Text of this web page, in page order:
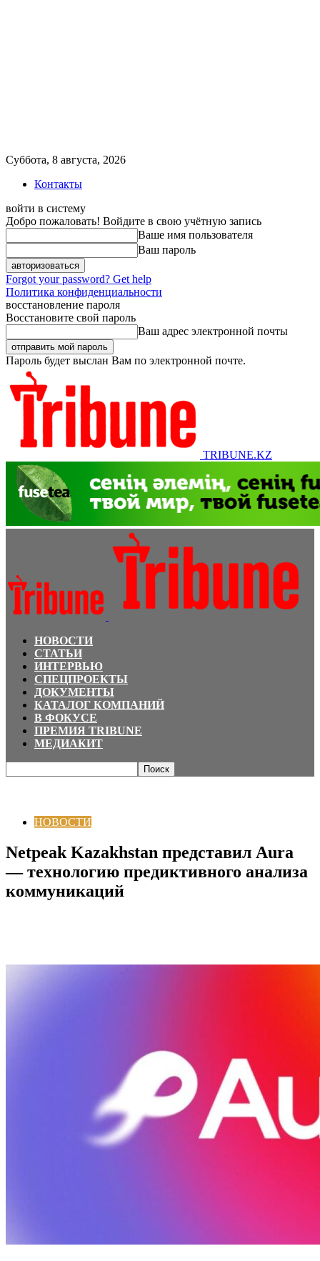
Суббота, 8 августа, 2026
Контакты
войти в систему
Добро пожаловать! Войдите в свою учётную запись
Ваше имя пользователя
Ваш пароль
Forgot your password? Get help
Политика конфиденциальности
восстановление пароля
Восстановите свой пароль
Ваш адрес электронной почты
Пароль будет выслан Вам по электронной почте.
TRIBUNE.KZ
НОВОСТИ
СТАТЬИ
ИНТЕРВЬЮ
СПЕЦПРОЕКТЫ
ДОКУМЕНТЫ
КАТАЛОГ КОМПАНИЙ
В ФОКУСЕ
ПРЕМИЯ TRIBUNE
МЕДИАКИТ
НОВОСТИ
Netpeak Kazakhstan представил Aura
— технологию предиктивного анализа
коммуникаций